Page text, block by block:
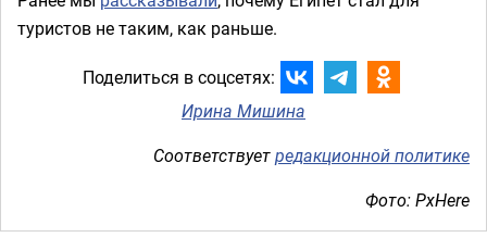
туристов не таким, как раньше.
Поделиться в соцсетях:
Ирина Мишина
Соответствуетредакционной политике
Фото: PxHere